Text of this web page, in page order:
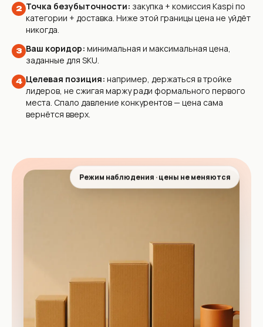
2 Точка безубыточности: закупка + комиссия Kaspi по
категории + доставка. Ниже этой границы цена не уйдёт
никогда.
3 Ваш коридор: минимальная и максимальная цена,
заданные для SKU.
4 Целевая позиция: например, держаться в тройке
лидеров, не сжигая маржу ради формального первого
места. Спало давление конкурентов — цена сама
вернётся вверх.
Режим наблюдения · цены не меняются